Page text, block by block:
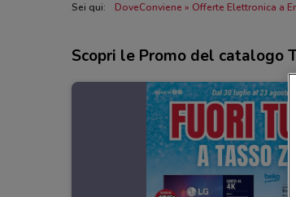
Sei qui: DoveConviene Offerte Elettronica a
Scopri le Promo del catalogo